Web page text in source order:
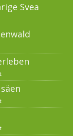
Svea